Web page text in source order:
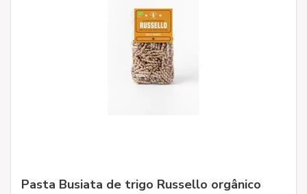
Pasta Busiata de trigo Russello orgânico